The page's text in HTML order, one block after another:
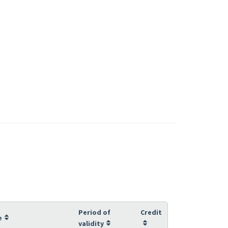
Period of
validity
Credit